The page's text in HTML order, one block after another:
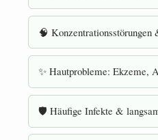
🧠 Konzentrationsstörungen
✨ Hautprobleme: Ekzeme,
🛡 Häufige Infekte &